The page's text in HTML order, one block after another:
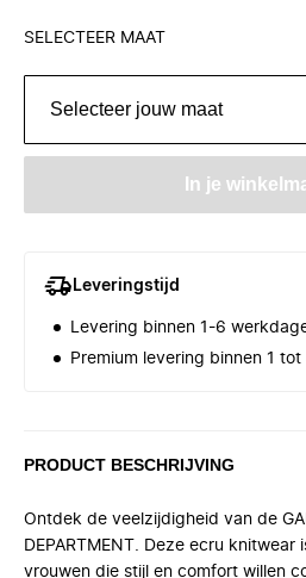
SELECTEER MAAT
Selecteer jouw maat
In je
Leveringstijd
Levering binnen 1-6
Premium levering binnen 1
PRODUCT BESCHRIJVING
Ontdek de veelzijdigheid van de
DEPARTMENT. Deze ecru
vrouwen die stijl en comfort willen